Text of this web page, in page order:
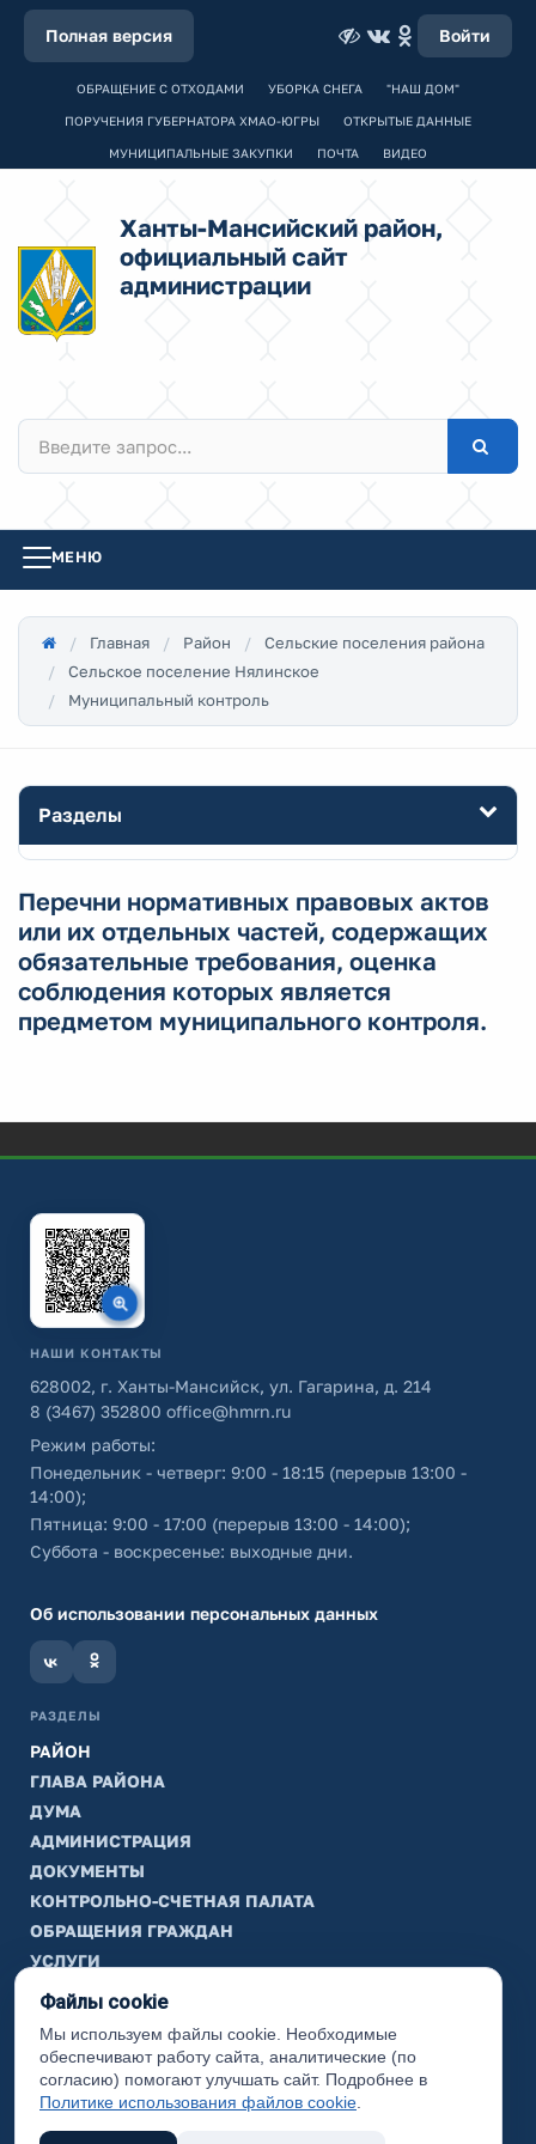
Полная версия Войти
ОБРАЩЕНИЕ С ОТХОДАМИ УБОРКА СНЕГА "НАШ ДОМ"
ПОРУЧЕНИЯ ГУБЕРНАТОРА ХМАО-ЮГРЫ ОТКРЫТЫЕ ДАННЫЕ
МУНИЦИПАЛЬНЫЕ ЗАКУПКИ ПОЧТА ВИДЕО
Ханты-Мансийский район,
официальный сайт
администрации
МЕНЮ
Главная Район
Сельские поселения района
Сельское поселение Нялинское
Муниципальный контроль
Разделы
Перечни нормативных правовых актов
или их отдельных частей, содержащих
обязательные требования, оценка
соблюдения которых является
предметом муниципального контроля.
НАШИ КОНТАКТЫ
628002, г. Ханты-Мансийск, ул. Гагарина, д. 214
8 (3467) 352800 office@hmrn.ru
Режим работы:
Понедельник - четверг: 9:00 - 18:15 (перерыв 13:00 -
14:00);
Пятница: 9:00 - 17:00 (перерыв 13:00 - 14:00);
Суббота - воскресенье: выходные дни.
Об использовании персональных данных
РАЗДЕЛЫ
РАЙОН
ГЛАВА РАЙОНА
ДУМА
АДМИНИСТРАЦИЯ
ДОКУМЕНТЫ
КОНТРОЛЬНО-СЧЕТНАЯ ПАЛАТА
ОБРАЩЕНИЯ ГРАЖДАН
УСЛУГИ
ТИК
ИНФОРМАЦИЯ
Законодательная карта
Карта сайта
Файлы cookie
Мы используем файлы cookie. Необходимые
обеспечивают работу сайта, аналитические (по
согласию) помогают улучшать сайт. Подробнее в
Политике использования файлов cookie